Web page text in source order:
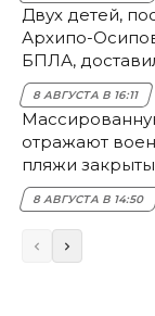
Двух детей,
Архипо-
БПЛА,
8 АВГУСТА В 16:11
отражают
пляжи
8 АВГУСТА В 14:50